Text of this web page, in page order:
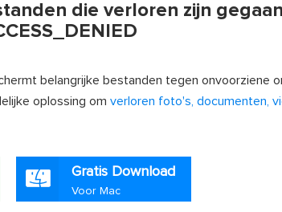
die verloren zijn
belangrijke bestanden tegen onvoorziene
oplossing om verloren foto's, documenten,
Gratis Download
Voor Mac